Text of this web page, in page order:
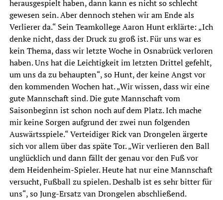
herausgespielt haben, dann kann es nicht so schlecht
gewesen sein. Aber dennoch stehen wir am Ende als
Verlierer da.“ Sein Teamkollege Aaron Hunt erklärte: „Ich
denke nicht, dass der Druck zu groß ist. Für uns war es
kein Thema, dass wir letzte Woche in Osnabrück verloren
haben. Uns hat die Leichtigkeit im letzten Drittel gefehlt,
um uns da zu behaupten“, so Hunt, der keine Angst vor
den kommenden Wochen hat. „Wir wissen, dass wir eine
gute Mannschaft sind. Die gute Mannschaft vom
Saisonbeginn ist schon noch auf dem Platz. Ich mache
mir keine Sorgen aufgrund der zwei nun folgenden
Auswärtsspiele.“ Verteidiger Rick van Drongelen ärgerte
sich vor allem über das späte Tor. „Wir verlieren den Ball
unglücklich und dann fällt der genau vor den Fuß vor
dem Heidenheim-Spieler. Heute hat nur eine Mannschaft
versucht, Fußball zu spielen. Deshalb ist es sehr bitter für
uns“, so Jung-Ersatz van Drongelen abschließend.